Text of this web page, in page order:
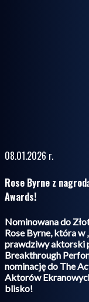
08.01.2026 r.
Rose Byrne z
Awards!
Nominowana do
Rose Byrne, która w
prawdziwy aktorski
Breakthrough
nominację do The
Aktorów
blisko!